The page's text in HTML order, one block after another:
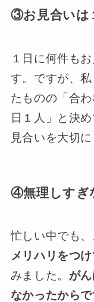
③お見合いは
１日に何件も
す。ですが、
たものの「合
日１人」と決
見合いを大切
④無理しすぎ
忙しい中でも
メリハリをつ
みました。 が
なかったからで